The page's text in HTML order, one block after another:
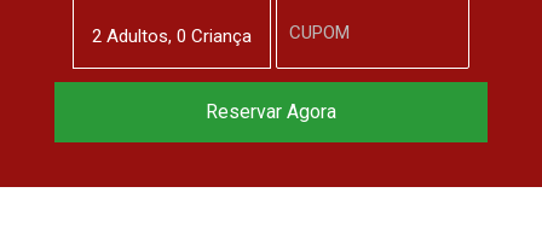
2 Adultos, 0 Criança
Reserve agora, com
Reservar Agora